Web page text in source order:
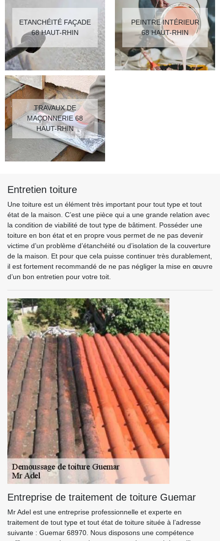
ETANCHÉITÉ FAÇADE
68 HAUT-RHIN
PEINTRE INTÉRIEUR
68 HAUT-RHIN
TRAVAUX DE
MAÇONNERIE 68
HAUT-RHIN
Entretien toiture
Une toiture est un élément très important pour tout type et tout
état de la maison. C’est une pièce qui a une grande relation avec
la condition de viabilité de tout type de bâtiment. Posséder une
toiture en bon état et en propre vous permet de ne pas devenir
victime d’un problème d’étanchéité ou d’isolation de la couverture
de la maison. Et pour que cela puisse continuer très durablement,
il est fortement recommandé de ne pas négliger la mise en œuvre
d’un bon entretien pour votre toit.
Entreprise de traitement de toiture Guemar
Mr Adel est une entreprise professionnelle et experte en
traitement de tout type et tout état de toiture située à l’adresse
suivante : Guemar 68970. Nous disposons une compétence